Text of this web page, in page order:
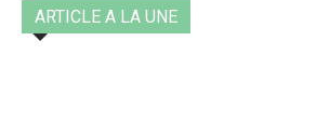
ARTICLE A LA UNE